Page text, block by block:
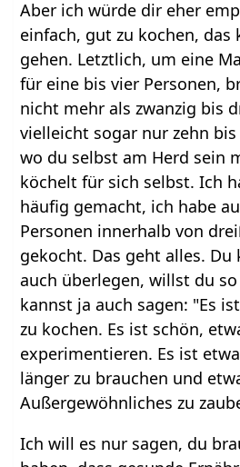
Aber ich würde dir eher
einfach, gut zu kochen, das
gehen. Letztlich, um eine
für eine bis vier Personen,
nicht mehr als zwanzig bis
vielleicht sogar nur zehn
wo du selbst am Herd sein
köchelt für sich selbst. Ich
häufig gemacht, ich habe
Personen innerhalb von
gekocht. Das geht alles.
auch überlegen, willst du
kannst ja auch sagen: "Es
zu kochen. Es ist schön,
experimentieren. Es ist
länger zu brauchen und
Außergewöhnliches zu
Ich will es nur sagen, du